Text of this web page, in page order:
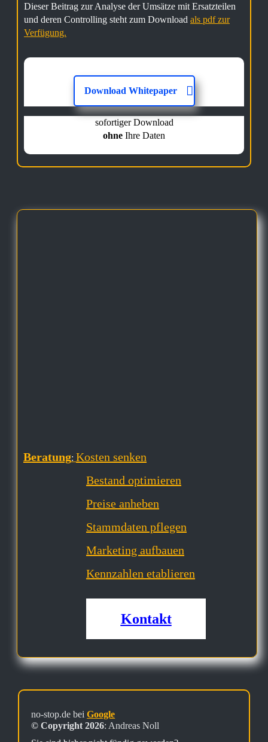
Dieser Beitrag zur Analyse der Umsätze mit Ersatzteilen
und deren Controlling steht zum Download als pdf zur
Verfügung.
Download Whitepaper
sofortiger Download
ohne Ihre Daten
Beratung: Kosten senken
Bestand optimieren
Preise anheben
Stammdaten pflegen
Marketing aufbauen
Kennzahlen etablieren
Kontakt
no-stop.de beiGoogle
© Copyright 2026: Andreas Noll